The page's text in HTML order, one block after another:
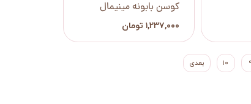
کوسن بابونه مینیمال
۱,۲۳۷,۰۰۰ تومان
۹ ۱۰ بعدی